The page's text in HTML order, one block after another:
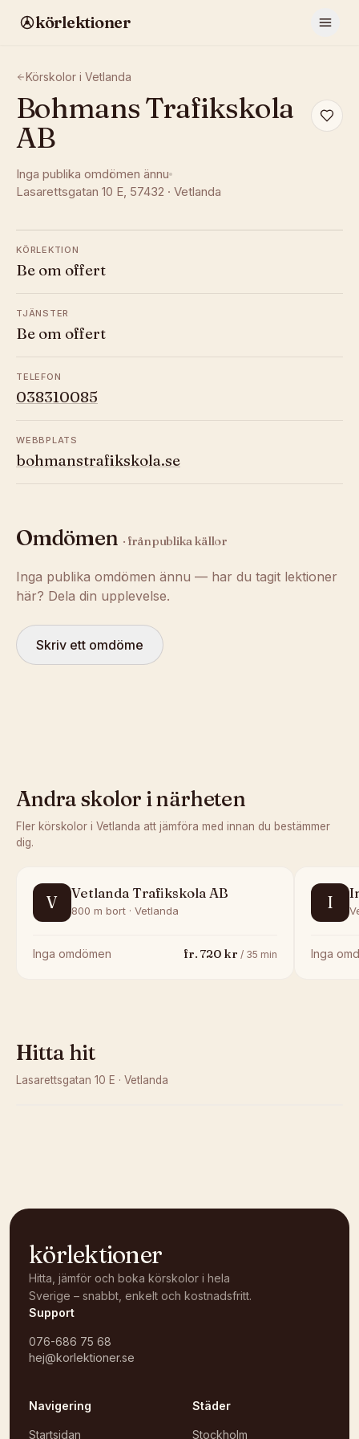
körlektioner
Körskolor i Vetlanda
Bohmans Trafikskola
AB
Inga publika omdömen ännu
Lasarettsgatan 10 E, 57432 · Vetlanda
KÖRLEKTION
Be om offert
TJÄNSTER
Be om offert
TELEFON
038310085
WEBBPLATS
bohmanstrafikskola.se
Omdömen · från publika källor
Inga publika omdömen ännu — har du tagit lektioner
här? Dela din upplevelse.
Skriv ett omdöme
Andra skolor i närheten
Fler körskolor i Vetlanda att jämföra med innan du bestämmer
dig.
V Vetlanda Trafikskola AB
800 m bort · Vetlanda
Inga omdömen fr. 720kr / 35 min
I
Inga
Hitta hit
Lasarettsgatan 10 E · Vetlanda
körlektioner
Hitta, jämför och boka körskolor i hela
Sverige – snabbt, enkelt och kostnadsfritt.
Support
076-686 75 68
hej@korlektioner.se
Navigering
Startsidan
Städer
Stockholm